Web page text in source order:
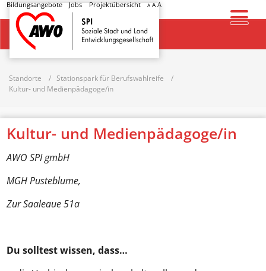
Bildungsangebote Jobs Projektübersicht A AA
Startseite
Standorte
Stationspark für Berufswahlreife
Kultur- und Medienpädagoge/in
Kultur- und Medienpädagoge/in
AWO SPIgmbH
MGH Pusteblume,
ZurSaaleaue51a
Du solltest wissen, dass…